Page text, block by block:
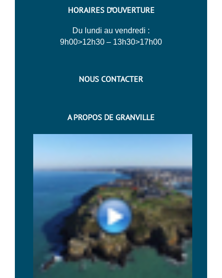
HORAIRES D’OUVERTURE
Du lundi au vendredi :
9h00>12h30 – 13h30>17h00
NOUS CONTACTER
A PROPOS DE GRANVILLE